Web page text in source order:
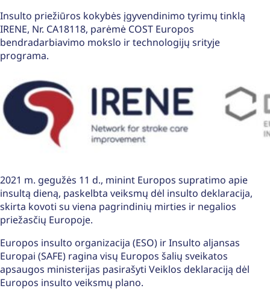
Insulto priežiūros kokybės įgyvendinimo tyrimų tinklą
IRENE, Nr. CA18118, parėmė COST Europos
bendradarbiavimo mokslo ir technologijų srityje
programa.
2021 m. gegužės 11 d., minint Europos supratimo apie
insultą dieną, paskelbta veiksmų dėl insulto deklaracija,
skirta kovoti su viena pagrindinių mirties ir negalios
priežasčių Europoje.
Europos insulto organizacija (ESO) ir Insulto aljansas
Europai (SAFE) ragina visų Europos šalių sveikatos
apsaugos ministerijas pasirašyti Veiklos deklaraciją dėl
Europos insulto veiksmų plano.